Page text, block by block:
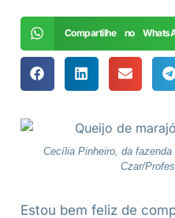
Compartilhe no
Cecília Pinheiro, da
Czar/
Estou bem feliz de